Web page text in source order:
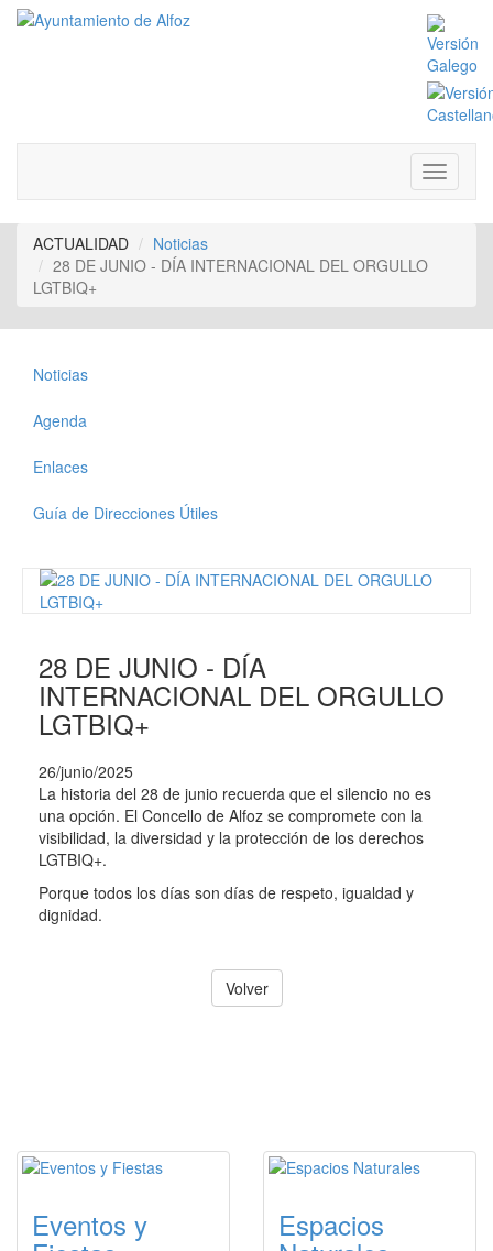
ACTUALIDAD
Noticias
28 DE JUNIO - DÍA INTERNACIONAL DEL ORGULLO
LGTBIQ+
Noticias
Agenda
Enlaces
Guía de Direcciones Útiles
28 DE JUNIO - DÍA
INTERNACIONAL DEL ORGULLO
LGTBIQ+
26/junio/2025
La historia del 28 de junio recuerda que el silencio no es
una opción. El Concello de Alfoz se compromete con la
visibilidad, la diversidad y la protección de los derechos
LGTBIQ+.
Porque todos los días son días de respeto, igualdad y
dignidad.
Volver
Eventos y Espacios